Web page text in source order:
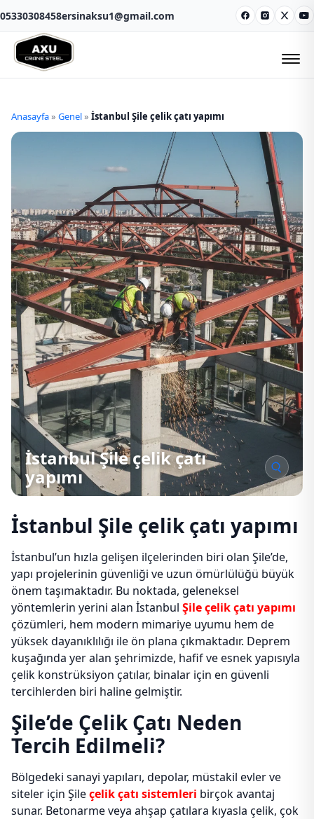
05330308458ersinaksu1@gmail.com Facebook
Instagram
X
Anasayfa» Genel» İstanbul Şile çelik çatı yapımı
İstanbul Şile çelik çatı
yapımı
İstanbul Şile çelik çatı yapımı
İstanbul’un hızla gelişen ilçelerinden biri olan Şile’de,
yapı projelerinin güvenliği ve uzun ömürlülüğü büyük
önem taşımaktadır. Bu noktada, geleneksel
yöntemlerin yerini alan İstanbul Şile çelik çatı yapımı
çözümleri, hem modern mimariye uyumu hem de
yüksek dayanıklılığı ile ön plana çıkmaktadır. Deprem
kuşağında yer alan şehrimizde, hafif ve esnek yapısıyla
çelik konstrüksiyon çatılar, binalar için en güvenli
tercihlerden biri haline gelmiştir.
Şile’de Çelik Çatı Neden
Tercih Edilmeli?
Bölgedeki sanayi yapıları, depolar, müstakil evler ve
siteler için Şileçelik çatı sistemleri birçok avantaj
sunar. Betonarme veya ahşap çatılara kıyasla çelik, çok